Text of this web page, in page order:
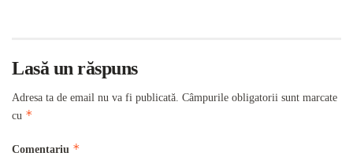
Lasă un răspuns
Adresa ta de email nu va fi publicată. Câmpurile obligatorii sunt marcate
cu *
Comentariu *